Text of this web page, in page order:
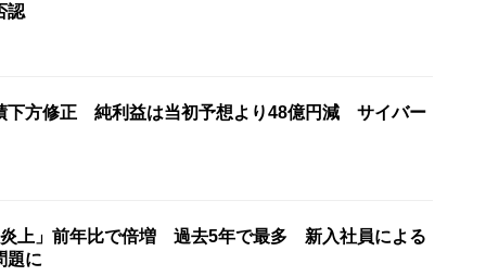
認
下方修正 純利益は当初予想より48億円減 サイバー
上」前年比で倍増 過去5年で最多 新入社員による
題に